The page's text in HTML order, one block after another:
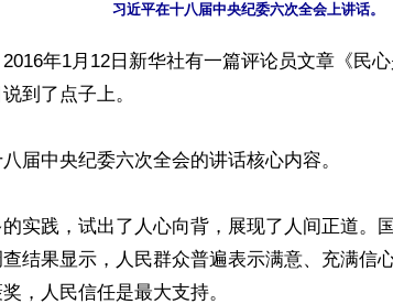
习近平在十八届中央纪委六次全会上讲话。
2016年1月12日新华社有一篇评论员文章《民
到了点子上。
届中央纪委六次全会的讲话核心内容。
实践，试出了人心向背，展现了人间正道。
结果显示，人民群众普遍表示满意、充满信
，人民信任是最大支持。